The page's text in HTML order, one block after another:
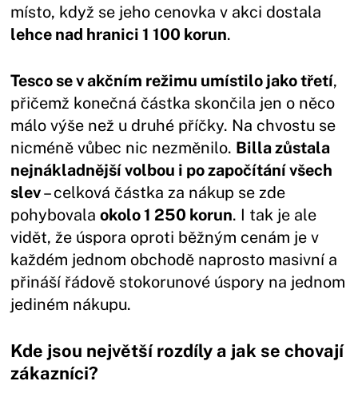
místo, když se jeho cenovka v akci dostala
lehce nad hranici 1 100 korun.
Tesco se v akčním režimu umístilo jako třetí,
přičemž konečná částka skončila jen o něco
málo výše než u druhé příčky. Na chvostu se
nicméně vůbec nic nezměnilo. Billa zůstala
nejnákladnější volbou i po započítání všech
slev– celková částka za nákup se zde
pohybovalaokolo 1 250 korun. I tak je ale
vidět, že úspora oproti běžným cenám je v
každém jednom obchodě naprosto masivní a
přináší řádově stokorunové úspory na jednom
jediném nákupu.
Kde jsou největší rozdíly a jak se chovají
zákazníci?